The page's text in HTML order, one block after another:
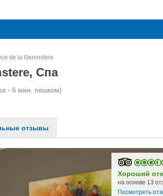
de la Geronstere
Спа
- 6 мин. пешком)
отзывы
Хороший
на основе 13
Посмотреть